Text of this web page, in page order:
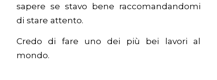
sapere se stavo bene raccomandandomi
di stare attento.
Credo di fare uno dei più bei lavori al
mondo.